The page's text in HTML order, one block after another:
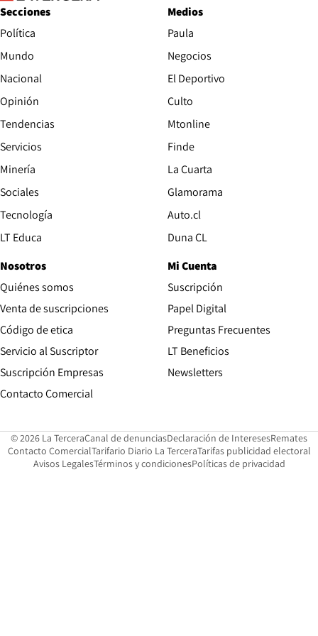
Secciones
Política
Mundo
Nacional
Opinión
Tendencias
Servicios
Minería
Sociales
Tecnología
LT Educa
Medios
Paula
Negocios
El Deportivo
Culto
Mtonline
Finde
La Cuarta
Glamorama
Auto.clOpens in new window
Duna CLOpens in new window
Nosotros
Quiénes somos
Venta de suscripciones
Código de etica Opens in new window
Servicio al Suscriptor
Suscripción Empresas
Contacto ComercialOpens in new window
Mi Cuenta
Suscripción
Papel DigitalOpens in new
Preguntas Frecuentes
LT Beneficios
Newsletters
© 2026 La TerceraCanal de denunciasOpens in new window
Declaración de InteresesOpens in
Remates
Contacto ComercialOpens in new window
Tarifario Diario La TerceraOpens in new window
Tarifas publicidad electoral
Avisos LegalesOpens in new window
Términos y condicionesPolíticas de privacidad